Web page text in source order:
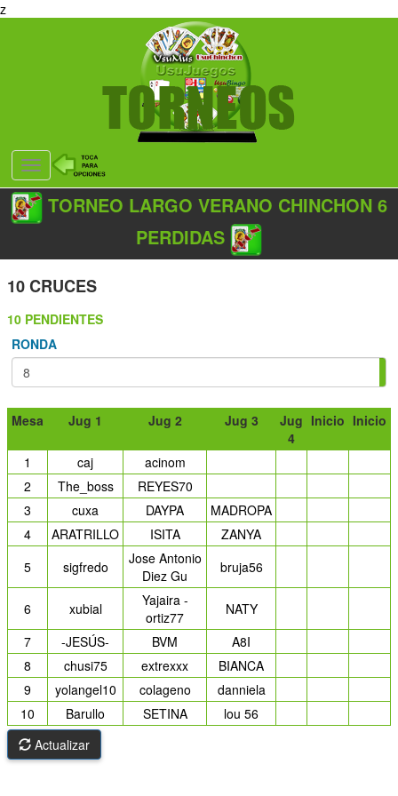
z
Desplegar
navegación
TORNEO LARGO VERANO CHINCHON 6
PERDIDAS
10 CRUCES
10 PENDIENTES
RONDA
Mesa Jug 1 Jug 2 Jug 3
Jug
4
Inicio Inicio
1 caj
acinom
2
The_boss
REYES70
3
cuxa DAYPA
MADROPA
4
ARATRILLO ISITA
ZANYA
5
sigfredo
Jose Antonio
Diez Gu
bruja56
6 xubial
Yajaira -
ortiz77
NATY
7
-JESÚS- BVM
A8I
8
chusi75 extrexxx
BIANCA
9
yolangel10 colageno
danniela
10
Barullo SETINA
lou 56
Actualizar